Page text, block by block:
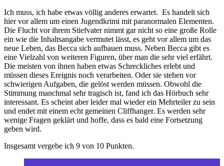
Ich muss, ich habe etwas völlig anderes erwartet. Es handelt sich
hier vor allem um einen Jugendkrimi mit paranormalen Elementen.
Die Flucht vor ihrem Stiefvater nimmt gar nicht so eine große Rolle
ein wie die Inhaltsangabe vermutet lässt, es geht vor allem um das
neue Leben, das Becca sich aufbauen muss. Neben Becca gibt es
eine Vielzahl von weiteren Figuren, über man die sehr viel erfährt.
Die meisten von ihnen haben etwas Schreckliches erlebt und
müssen dieses Ereignis noch verarbeiten. Oder sie stehen vor
schwierigen Aufgaben, die gelöst werden müssen. Obwohl die
Stimmung manchmal sehr tragisch ist, fand ich das Hörbuch sehr
interessant. Es scheint aber leider mal wieder ein Mehrteiler zu sein
und endet mit einem echt gemeinen Cliffhanger. Es werden sehr
wenige Fragen geklärt und hoffe, dass es bald eine Fortsetzung
geben wird.
Insgesamt vergebe ich 9 von 10 Punkten.